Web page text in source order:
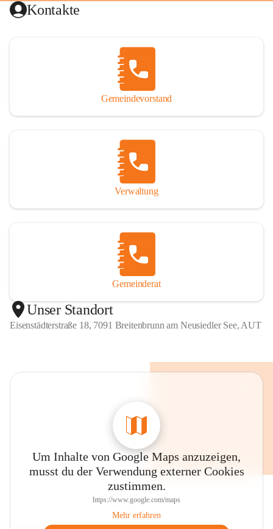
Kontakte
Gemeindevorstand
Verwaltung
Gemeinderat
Unser Standort
Eisenstädterstraße 18, 7091 Breitenbrunn am Neusiedler See, AUT
Um Inhalte von Google Maps anzuzeigen,
musst du der Verwendung externer Cookies
zustimmen.
https://www.google.com/maps
Mehr erfahren